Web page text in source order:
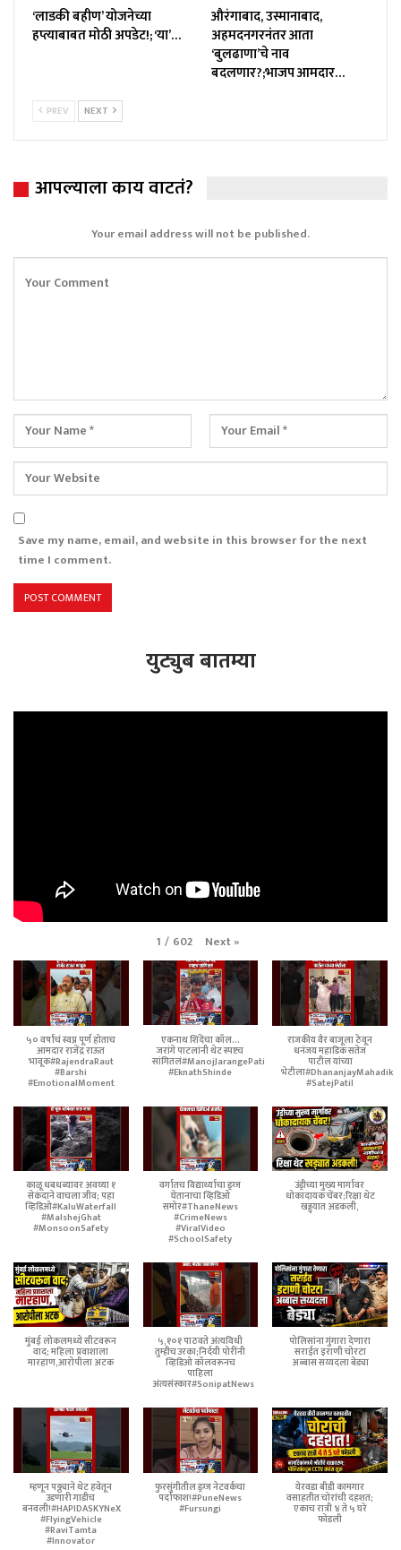
‘लाडकी बहीण’ योजनेच्या
हप्त्याबाबत मोठी अपडेट!; ‘या’…
औरंगाबाद, उस्मानाबाद,
अहमदनगरनंतर आता
‘बुलढाणा’चे नाव
बदलणार?;भाजप आमदार…
PREV NEXT
आपल्याला काय वाटतं?
Your email address will not be published.
Save my name, email, and website in this browser for the next
time I comment.
युट्युब बातम्या
1 / 602 Next»
५० वर्षांचं स्वप्न पूर्ण होताच
आमदार राजेंद्र राऊत
भावूक#RajendraRaut
#Barshi
#EmotionalMoment
एकनाथ शिंदेंचा कॉल...
जरांगे पाटलांनी थेट स्पष्टच
सांगितलं#ManojJarangePatil
#EknathShinde
राजकीय वैर बाजूला ठेवून
धनंजय महाडिक सतेज
पाटील यांच्या
भेटीला#DhananjayMahadik
#SatejPatil
काळू धबधब्यावर अवघ्या १
सेकंदाने वाचला जीव; पहा
व्हिडिओ#KaluWaterfall
#MalshejGhat
#MonsoonSafety
वर्गातच विद्यार्थ्याचा ड्रग्ज
घेतानाचा व्हिडिओ
समोर#ThaneNews
#CrimeNews
#ViralVideo
#SchoolSafety
उंड्रीच्या मुख्य मार्गावर
धोकादायक चेंबर;रिक्षा थेट
खड्ड्यात अडकली,
मुंबई लोकलमध्ये सीटवरून
वाद; महिला प्रवाशाला
मारहाण,आरोपीला अटक
५,१०१ पाठवते अंत्यविधी
तुम्हीच उरका;निर्दयी पोरींनी
व्हिडिओ कॉलवरूनच
पाहिला
अंत्यसंस्कार#SonipatNews
पोलिसांना गुंगारा देणारा
सराईत इराणी चोरटा
अब्बास सय्यदला बेड्या
म्हणून पठ्ठ्याने थेट हवेतून
उडणारी गाडीच
बनवली!#HAPIDASKYNeX
#FlyingVehicle
#RaviTamta
#Innovator
फुरसुंगीतील ड्रग्ज नेटवर्कचा
पर्दाफाश!#PuneNews
#Fursungi
येरवडा बीडी कामगार
वसाहतीत चोरांची दहशत;
एकाच रात्री ४ ते ५ घरे
फोडली